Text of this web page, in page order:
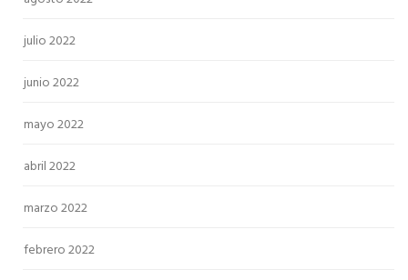
julio 2022
junio 2022
mayo 2022
abril 2022
marzo 2022
febrero 2022